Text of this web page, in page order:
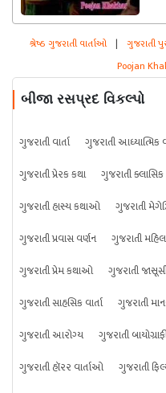
શ્રેષ્ઠ ગુજરાતી વાર્તાઓ | ગુજરાતી
Poojan
બીજા રસપ્રદ વિકલ્પો
ગુજરાતી વાર્તા ગુજરાતી આધ્યાત્મિક
ગુજરાતી પ્રેરક કથા
ગુજરાતી
ગુજરાતી હાસ્ય કથાઓ
ગુજરાતી
ગુજરાતી પ્રવાસ વર્ણન
ગુજરાતી
ગુજરાતી પ્રેમ કથાઓ
ગુજરાતી જાસૂસી
ગુજરાતી સાહસિક વાર્તા
ગુજરાતી
ગુજરાતી આરોગ્ય
ગુજરાતી
ગુજરાતી હૉરર વાર્તાઓ
ગુજરાતી